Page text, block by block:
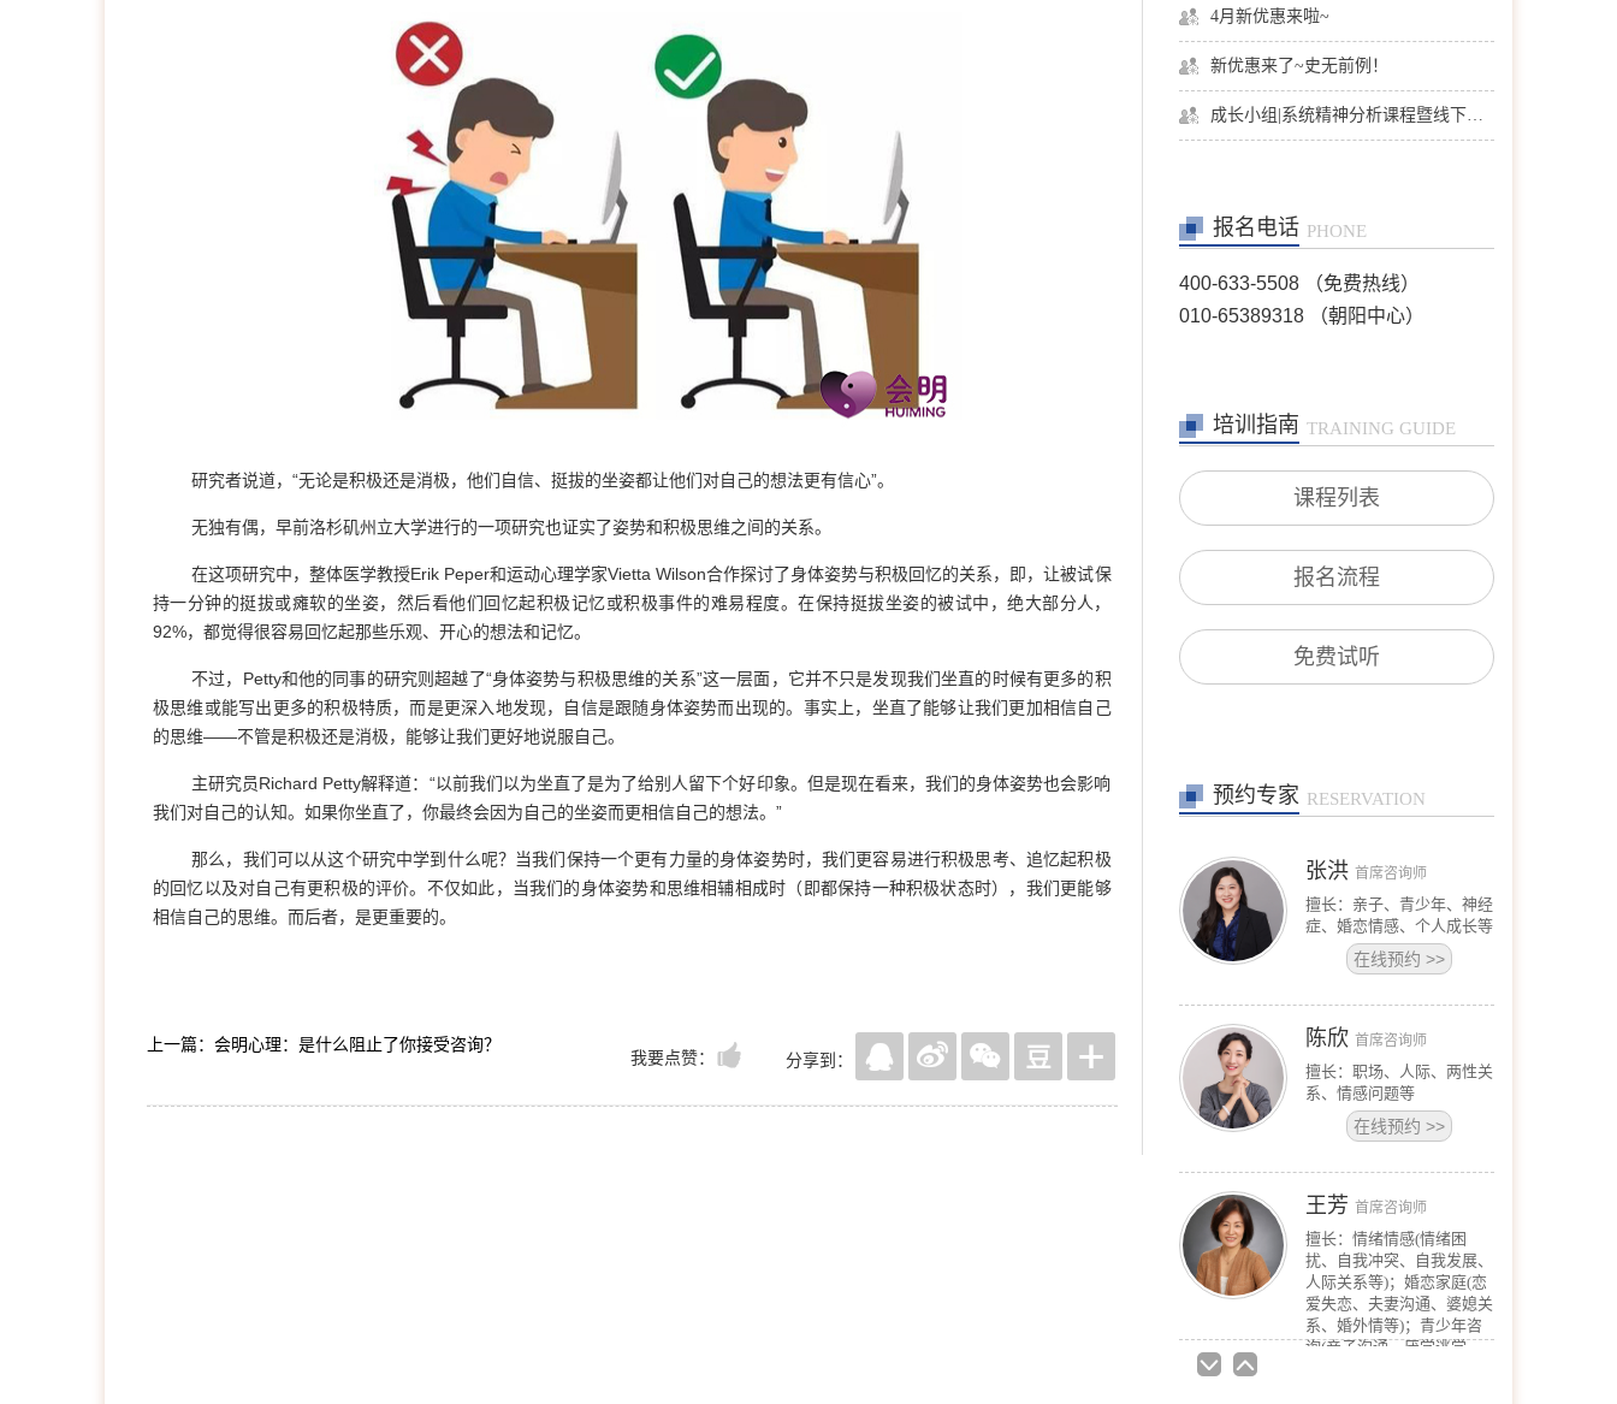
研究者说道，“无论是积极还是消极，他们自信、挺拔的坐姿都让他们对自己的想法更有信心”。
无独有偶，早前洛杉矶州立大学进行的一项研究也证实了姿势和积极思维之间的关系。
在这项研究中，整体医学教授Erik Peper和运动心理学家Vietta Wilson合作探讨了身体姿势与积极回忆的关系，即，让被试保
持一分钟的挺拔或瘫软的坐姿，然后看他们回忆起积极记忆或积极事件的难易程度。在保持挺拔坐姿的被试中，绝大部分人，
92%，都觉得很容易回忆起那些乐观、开心的想法和记忆。
不过，Petty和他的同事的研究则超越了“身体姿势与积极思维的关系”这一层面，它并不只是发现我们坐直的时候有更多的积
极思维或能写出更多的积极特质，而是更深入地发现，自信是跟随身体姿势而出现的。事实上，坐直了能够让我们更加相信自己
的思维——不管是积极还是消极，能够让我们更好地说服自己。
主研究员Richard Petty解释道：“以前我们以为坐直了是为了给别人留下个好印象。但是现在看来，我们的身体姿势也会影响
我们对自己的认知。如果你坐直了，你最终会因为自己的坐姿而更相信自己的想法。”
那么，我们可以从这个研究中学到什么呢？当我们保持一个更有力量的身体姿势时，我们更容易进行积极思考、追忆起积极
的回忆以及对自己有更积极的评价。不仅如此，当我们的身体姿势和思维相辅相成时（即都保持一种积极状态时），我们更能够
相信自己的思维。而后者，是更重要的。
上一篇：会明心理：是什么阻止了你接受咨询？
我要点赞： 分享到：
4月新优惠来啦~
新优惠来了~史无前例！
成长小组|系统精神分析课程暨线下团体成长小组招募
报名电话 PHONE
400-633-5508 （免费热线）
010-65389318 （朝阳中心）
培训指南 TRAINING GUIDE
课程列表
报名流程
免费试听
预约专家 RESERVATION
擅长：儿童青少年、亲子沟
通与亲职教育、恋爱婚姻与
在线预约
在线预约
张洪 首席咨询师
擅长：亲子、青少年、神经
症、婚恋情感、个人成长等
在线预约>>
陈欣 首席咨询师
擅长：职场、人际、两性关
系、情感问题等
在线预约>>
王芳 首席咨询师
擅长：情绪情感(情绪困
扰、自我冲突、自我发展、
人际关系等)；婚恋家庭(恋
爱失恋、夫妻沟通、婆媳关
系、婚外情等)；青少年咨
询(亲子沟通、厌学逃学、